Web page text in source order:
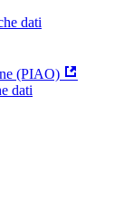
dati
(PIAO)
dati